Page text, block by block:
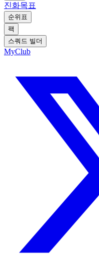
진화목표
순위표
팩
스쿼드 빌더
MyClub